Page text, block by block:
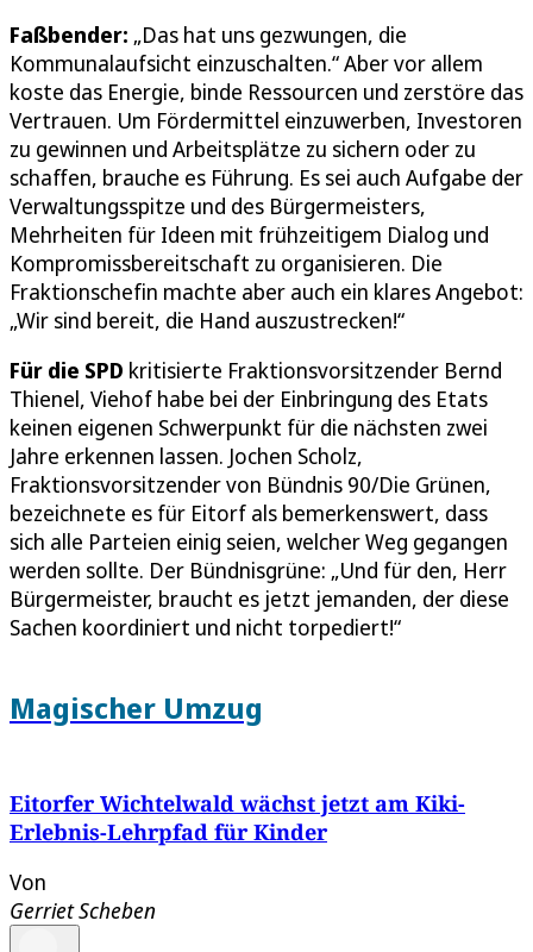
Faßbender: „Das hat uns gezwungen, die
Kommunalaufsicht einzuschalten.“ Aber vor allem
koste das Energie, binde Ressourcen und zerstöre das
Vertrauen. Um Fördermittel einzuwerben, Investoren
zu gewinnen und Arbeitsplätze zu sichern oder zu
schaffen, brauche es Führung. Es sei auch Aufgabe der
Verwaltungsspitze und des Bürgermeisters,
Mehrheiten für Ideen mit frühzeitigem Dialog und
Kompromissbereitschaft zu organisieren. Die
Fraktionschefin machte aber auch ein klares Angebot:
„Wir sind bereit, die Hand auszustrecken!“
Für die SPD kritisierte Fraktionsvorsitzender Bernd
Thienel, Viehof habe bei der Einbringung des Etats
keinen eigenen Schwerpunkt für die nächsten zwei
Jahre erkennen lassen. Jochen Scholz,
Fraktionsvorsitzender von Bündnis 90/Die Grünen,
bezeichnete es für Eitorf als bemerkenswert, dass
sich alle Parteien einig seien, welcher Weg gegangen
werden sollte. Der Bündnisgrüne: „Und für den, Herr
Bürgermeister, braucht es jetzt jemanden, der diese
Sachen koordiniert und nicht torpediert!“
Magischer Umzug
Eitorfer Wichtelwald wächst jetzt am Kiki-
Erlebnis-Lehrpfad für Kinder
Von
Gerriet Scheben